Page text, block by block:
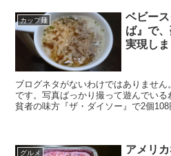
カップ麺
ベビー
ば』で
実現し
ブログネタがないわけではありませ
です。写真ばっかり撮って遊んでいる
貧者の味方『ザ・ダイソー』で2個
ビースターラーメンでおなじみのお
グルメ
アメリ